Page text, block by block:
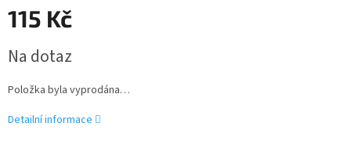
115 Kč
cena:
Na dotaz
Položka byla vyprodána…
Detailní informace